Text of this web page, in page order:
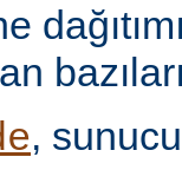
,